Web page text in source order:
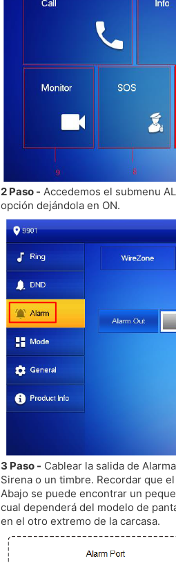
2 Paso - Accedemos el submenu
opción dejándola en ON.
3 Paso - Cablear la salida de
Sirena o un timbre. Recordar que
Abajo se puede encontrar un
cual dependerá del modelo de
en el otro extremo de la carcasa.